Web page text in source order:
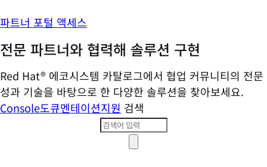
파트너 포털 액세스
전문 파트너와 협력해 솔루션 구현
Red Hat® 에코시스템 카탈로그에서 협업 커뮤니티의 전문
성과 기술을 바탕으로 한 다양한 솔루션을 찾아보세요.
Console도큐멘테이션지원 검색